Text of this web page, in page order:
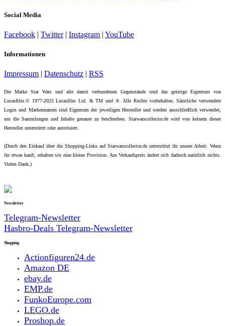
Social Media
Facebook | Twitter| Instagram | YouTube
Informationen
Impressum | Datenschutz | RSS
Die Marke Star Wars und alle damit verbundenen Gegenstände sind das geistige Eigentum von
Lucasfilm.© 1977-2025 Lucasfilm Ltd. & TM und ®. Alle Rechte vorbehalten. Sämtliche verwendete
Logos und Markennamen sind Eigentum der jeweiligen Hersteller und werden ausschließlich verwendet,
um die Sammlungen und Inhalte genauer zu beschreiben. Starwarscollector.de wird von keinem dieser
Hersteller unterstützt oder autorisiert.
(Durch den Einkauf über die Shopping-Links auf Starwarscollector.de unterstützt ihr unsere Arbeit. Wenn
ihr etwas kauft, erhalten wir eine kleine Provision. Am Verkaufspreis ändert sich dadurch natürlich nichts.
Vielen Dank.)
Newsletter
Telegram-Newsletter
Hasbro-Deals Telegram-Newsletter
Shopping
Actionfiguren24.de
Amazon DE
ebay.de
EMP.de
FunkoEurope.com
LEGO.de
Proshop.de